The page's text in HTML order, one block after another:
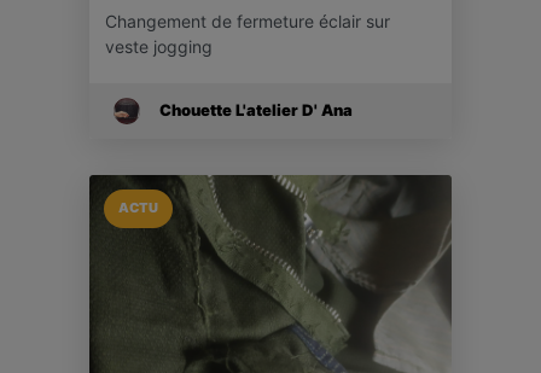
Changement de fermeture éclair sur
veste jogging
Chouette L'atelier D' Ana
ACTU